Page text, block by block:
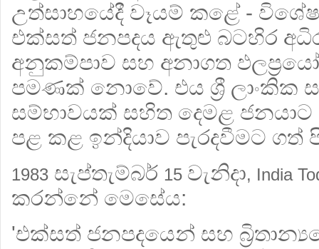
උත්සාහයේදී වෑයම් කළේ -
එක්සත් ජනපදය ඇතුළු බටහිර
අනුකම්පාව සහ අනාගත
පමණක් නොවේ. එය ශ්‍රී ලාංකික
සම්භාවයක් සහිත දෙමළ
පළ කළ ඉන්දියාව පැරදවීමට ගත්
1983 සැප්තැම්බර් 15 වැනිදා, India
කරන්නේ මෙසේය:
'එක්සත් ජනපදයෙන් සහ